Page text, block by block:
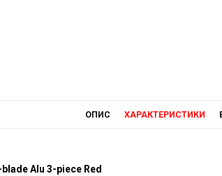
ОПИС ХАРАКТЕРИСТИКИ
Alu 3-piece Red